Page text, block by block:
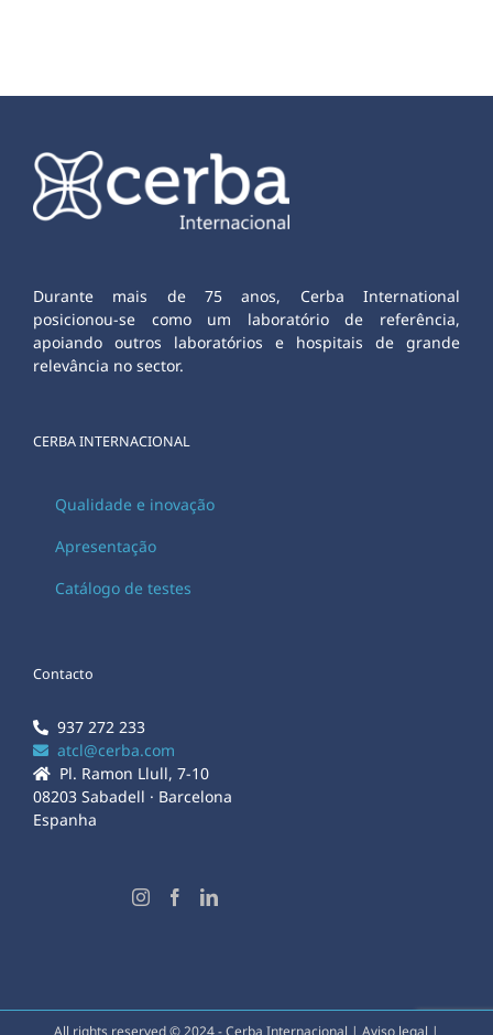
Durante mais de 75 anos, Cerba International
posicionou-se como um laboratório de referência,
apoiando outros laboratórios e hospitais de grande
relevância no sector.
CERBA INTERNACIONAL
Qualidade e inovação
Apresentação
Catálogo de testes
Contacto
937 272 233
atcl@cerba.com
Pl. Ramon Llull, 7-10
08203 Sabadell · Barcelona
Espanha